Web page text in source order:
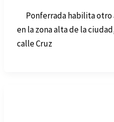
Ponferrada habilita otro
en la zona alta de la
calle Cruz